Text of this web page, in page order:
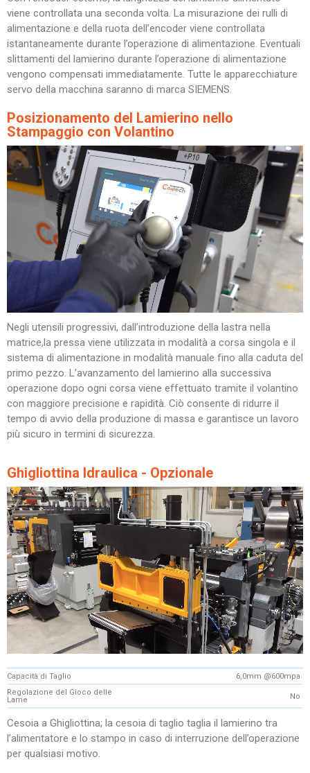
viene controllata una seconda volta. La misurazione dei rulli di
alimentazione e della ruota dell’encoder viene controllata
istantaneamente durante l’operazione di alimentazione. Eventuali
slittamenti del lamierino durante l’operazione di alimentazione
vengono compensati immediatamente. Tutte le apparecchiature
servo della macchina saranno di marca SIEMENS.
Posizionamento del Lamierino nello
Stampaggio con Volantino
Negli utensili progressivi, dall’introduzione della lastra nella
matrice,la pressa viene utilizzata in modalità a corsa singola e il
sistema di alimentazione in modalità manuale fino alla caduta del
primo pezzo. L’avanzamento del lamierino alla successiva
operazione dopo ogni corsa viene effettuato tramite il volantino
con maggiore precisione e rapidità. Ciò consente di ridurre il
tempo di avvio della produzione di massa e garantisce un lavoro
più sicuro in termini di sicurezza.
Ghigliottina Idraulica - Opzionale
Capacità di Taglio
6,0mm @600mpa
Regolazione del Gioco delle
Lame
No
Cesoia a Ghigliottina; la cesoia di taglio taglia il lamierino tra
l’alimentatore e lo stampo in caso di interruzione dell’operazione
per qualsiasi motivo.